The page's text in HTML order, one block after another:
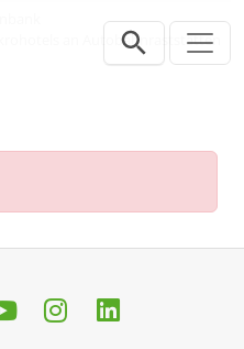
an Autobahnraststätten